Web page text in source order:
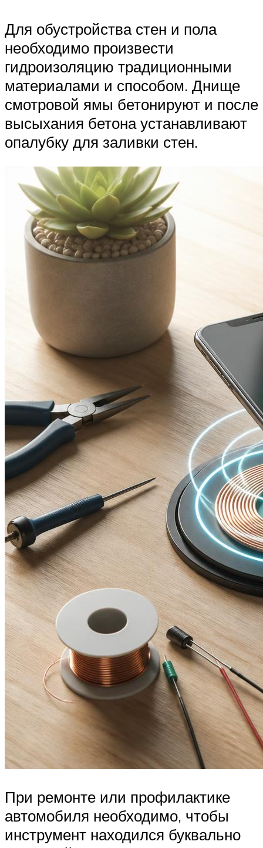
Для обустройства стен и пола
необходимо произвести
гидроизоляцию традиционными
материалами и способом. Днище
смотровой ямы бетонируют и после
высыхания бетона устанавливают
опалубку для заливки стен.
При ремонте или профилактике
автомобиля необходимо, чтобы
инструмент находился буквально